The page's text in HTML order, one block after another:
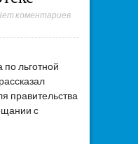
коментариев
по льготной
правительства
с